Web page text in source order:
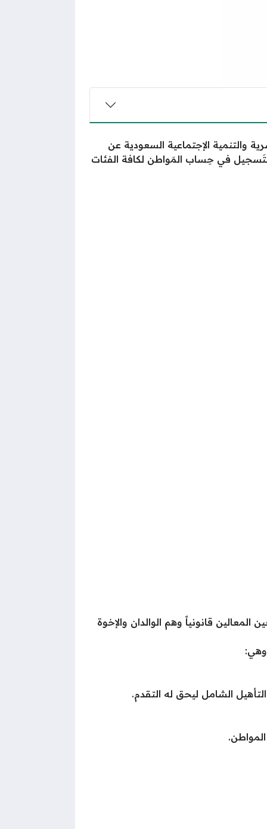
والتنمية الإجتماعية السعودية عن
في حِساب المَواطن لكافة الفئات
المعالين قانونياً وهم الوالدان والإخوة
الشامل ليحق له التقدم.